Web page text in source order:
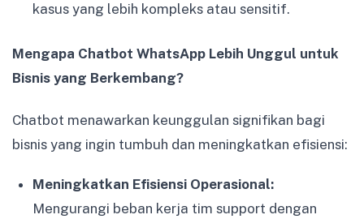
kasus yang lebih kompleks atau sensitif.
Mengapa Chatbot WhatsApp Lebih Unggul untuk
Bisnis yang Berkembang?
Chatbot menawarkan keunggulan signifikan bagi
bisnis yang ingin tumbuh dan meningkatkan efisiensi:
Meningkatkan Efisiensi Operasional:
Mengurangi beban kerja tim support dengan